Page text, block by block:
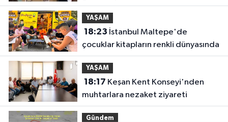
YAŞAM
18:23
çocuklar kitapların renkli dünyasında
YAŞAM
18:17
muhtarlara nezaket ziyareti
Gündem